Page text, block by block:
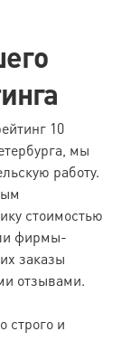
10
мы
работу.
стоимостью
фирмы-
заказы
отзывами.
строго и